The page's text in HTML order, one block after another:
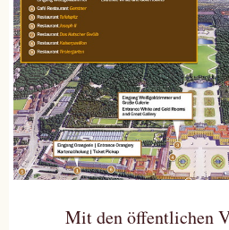
Mit den öffentlichen